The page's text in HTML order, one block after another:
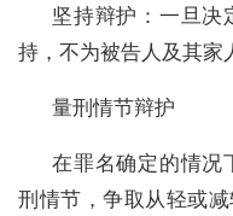
坚持辩护：一旦决
持，不为被告人及其家
量刑情节辩护
在罪名确定的情况
刑情节，争取从轻或